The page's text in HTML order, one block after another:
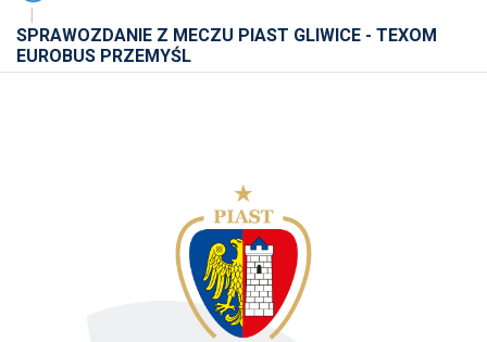
SPRAWOZDANIE Z MECZU PIAST GLIWICE - TEXOM
EUROBUS PRZEMYŚL